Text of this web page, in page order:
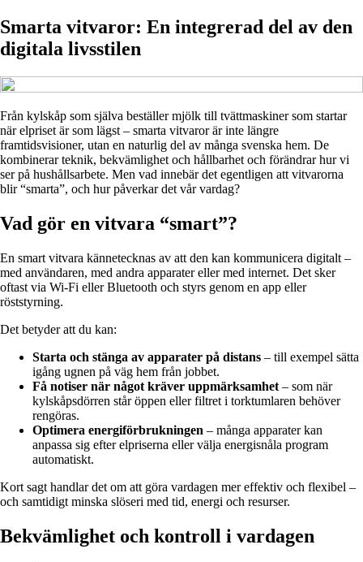
Smarta vitvaror: En integrerad del av den
digitala livsstilen
Från kylskåp som själva beställer mjölk till tvättmaskiner som startar
när elpriset är som lägst – smarta vitvaror är inte längre
framtidsvisioner, utan en naturlig del av många svenska hem. De
kombinerar teknik, bekvämlighet och hållbarhet och förändrar hur vi
ser på hushållsarbete. Men vad innebär det egentligen att vitvarorna
blir “smarta”, och hur påverkar det vår vardag?
Vad gör en vitvara “smart”?
En smart vitvara kännetecknas av att den kan kommunicera digitalt –
med användaren, med andra apparater eller med internet. Det sker
oftast via Wi-Fi eller Bluetooth och styrs genom en app eller
röststyrning.
Det betyder att du kan:
Starta och stänga av apparater på distans – till exempel sätta
igång ugnen på väg hem från jobbet.
Få notiser när något kräver uppmärksamhet – som när
kylskåpsdörren står öppen eller filtret i torktumlaren behöver
rengöras.
Optimera energiförbrukningen – många apparater kan
anpassa sig efter elpriserna eller välja energisnåla program
automatiskt.
Kort sagt handlar det om att göra vardagen mer effektiv och flexibel –
och samtidigt minska slöseri med tid, energi och resurser.
Bekvämlighet och kontroll i vardagen